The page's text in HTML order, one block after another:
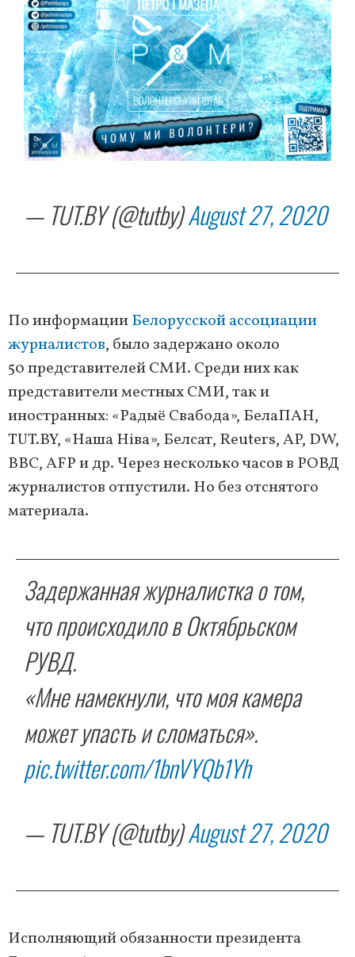
— TUT.BY (@tutby)August 27, 2020
По информацииБелорусской ассоциации
журналистов, было задержано около
50 представителей СМИ. Среди них как
представители местных СМИ, так и
иностранных: «Радыё Свабода», БелаПАН,
TUT.BY, «Наша Нiва», Белсат, Reuters, AP, DW,
BBC, AFP и др. Через несколько часов в РОВД
журналистов отпустили. Но без отснятого
материала.
Задержанная журналистка о том,
что происходило в Октябрьском
РУВД.
«Мне намекнули, что моя камера
может упасть и сломаться».
pic.twitter.com/1bnVYQb1Yh
— TUT.BY (@tutby)August 27, 2020
Исполняющий обязанности президента